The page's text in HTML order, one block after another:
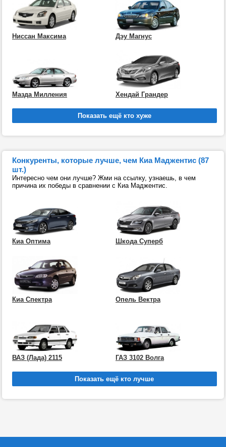
Ниссан Максима Дэу Магнус
Мазда Милления Хендай Грандер
Конкуренты, которые лучше, чем Киа Маджентис (87
шт.)
Интересно чем они лучше? Жми на ссылку, узнаешь, в чем
причина их победы в сравнении с Киа Маджентис.
Киа Оптима Шкода Суперб
Киа Спектра Опель Вектра
ВАЗ (Лада) 2115 ГАЗ 3102 Волга